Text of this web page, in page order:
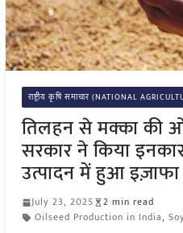
राष्ट्रीय कृषि समाचार (NATIONAL
तिलहन से मक्का की
सरकार ने किया
उत्पादन में हुआ इज़ाफा
July 23, 2025
2 min read
Oilseed Production in India,